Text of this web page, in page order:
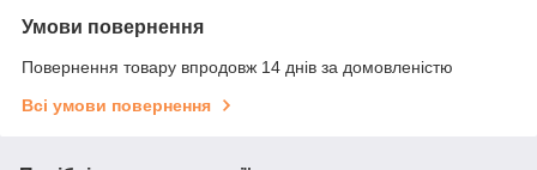
Умови повернення
Повернення товару впродовж 14 днів за домовленістю
Всі умови повернення